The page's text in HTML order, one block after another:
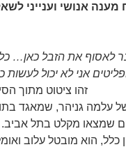
מענה אנושי וענייני
לאסוף את הזבל כאן…
אני לא יכול לעשות
יפו". זהו ציטוט מתוך
עלמה גניהר, שמאגד
שמצאו מקלט בתל אביב.